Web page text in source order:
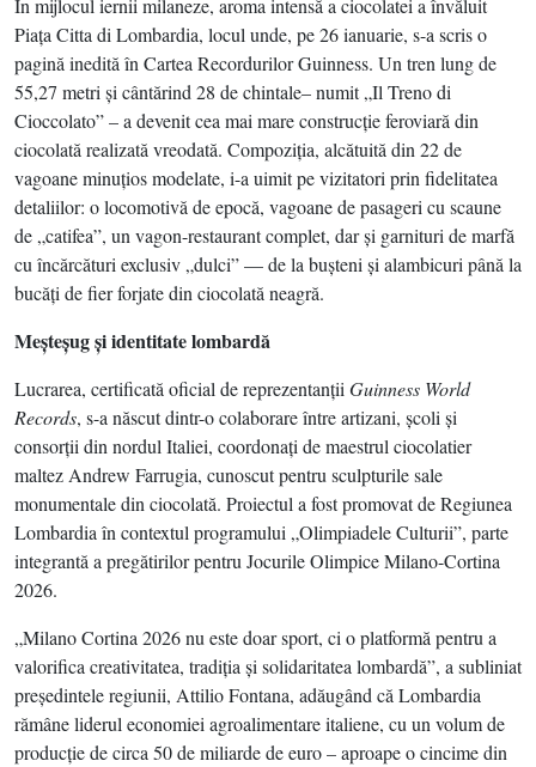
În mijlocul iernii milaneze, aroma intensă a ciocolatei a învăluit
Piaţa Citta di Lombardia, locul unde, pe 26 ianuarie, s-a scris o
pagină inedită în Cartea Recordurilor Guinness. Un tren lung de
55,27 metri şi cântărind 28 de chintale– numit „Il Treno di
Cioccolato” – a devenit cea mai mare construcţie feroviară din
ciocolată realizată vreodată. Compoziţia, alcătuită din 22 de
vagoane minuţios modelate, i-a uimit pe vizitatori prin fidelitatea
detaliilor: o locomotivă de epocă, vagoane de pasageri cu scaune
de „catifea”, un vagon-restaurant complet, dar şi garnituri de marfă
cu încărcături exclusiv „dulci” — de la buşteni şi alambicuri până la
bucăţi de fier forjate din ciocolată neagră.
Meşteşug şi identitate lombardă
Lucrarea, certificată oficial de reprezentanţii Guinness World
Records, s-a născut dintr-o colaborare între artizani, şcoli şi
consorţii din nordul Italiei, coordonaţi de maestrul ciocolatier
maltez Andrew Farrugia, cunoscut pentru sculpturile sale
monumentale din ciocolată. Proiectul a fost promovat de Regiunea
Lombardia în contextul programului „Olimpiadele Culturii”, parte
integrantă a pregătirilor pentru Jocurile Olimpice Milano-Cortina
2026.
„Milano Cortina 2026 nu este doar sport, ci o platformă pentru a
valorifica creativitatea, tradiţia şi solidaritatea lombardă”, a subliniat
preşedintele regiunii, Attilio Fontana, adăugând că Lombardia
rămâne liderul economiei agroalimentare italiene, cu un volum de
producţie de circa 50 de miliarde de euro – aproape o cincime din